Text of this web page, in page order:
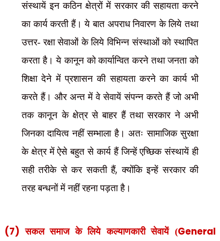
संस्थायें इन कठिन क्षेत्रों में सरकार की सहायता करने
का कार्य करती हैं। ये बात अपराध निवारण के लिये तथा
उत्तर- रक्षा सेवाओं के लिये विभिन्न संस्थाओं को स्थापित
करता है। ये कानून को कार्यान्वित करने तथा जनता को
शिक्षा देने में प्रशासन की सहायता करने का कार्य भी
करते हैं। और अन्त में वे सेवायें संपन्न करते हैं जो अभी
तक कानून के क्षेत्र से बाहर हैं तथा सरकार ने अभी
जिनका दायित्व नहीं सम्भाला है। अतः सामाजिक सुरक्षा
के क्षेत्र में ऐसे बहुत से कार्य हैं जिन्हें एच्छिक संस्थायें ही
सही तरीके से कर सकती हैं,क्योंकि इन्हें सरकार की
तरह बन्धनों में नहीं रहना पड़ता है।
(7)सकल समाज के लिये कल्याणकारी सेवायें (General